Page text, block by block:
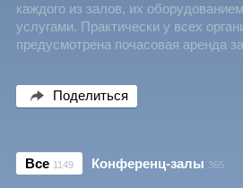
каждого из залов, их
услугами. Практически у всех
предусмотрена почасовая аренда
Поделиться
Все 1149 Конференц-залы 365